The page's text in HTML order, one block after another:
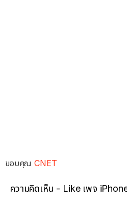
ขอบคุณCNET
ความคิดเห็น - Like เพจ